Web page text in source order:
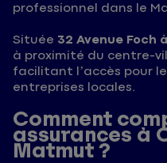
professionnel dans le
Située 32 Avenue Foch
à proximité du centre-
facilitant l’accès pour
entreprises locales.
Comment
assurances à
Matmut ?